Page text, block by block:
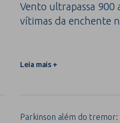
Vento ultrapassa 900
vítimas da enchente
Leia mais +
Parkinson além do tremor: